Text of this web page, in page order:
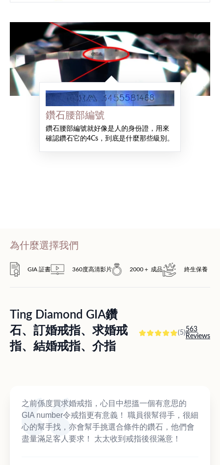
鑽石腰部編號
鑽石腰部編號就好像是人的身份證，用來
確認鑽石它的4Cs，到底是什麼那些級別。
為什麼選擇我們
GIA 証書 360度高清影片 2000＋ 成品 終生保養
Ting Diamond GIA鑽
石、訂婚戒指、求婚戒
指、結婚戒指、介指
(5)563
Reviews
之前係度買求婚戒指，心目中想搵一個有意思的
GIA number令戒指更有意義！ 職員很幫得手，很細
心的幫手找，亦會幫手挑選合條件的鑽石，他們會
盡量滿足客人要求！ 太太收到戒指後很滿意！